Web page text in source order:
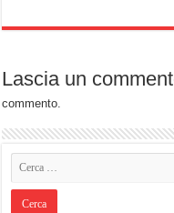
Lascia un
commento.